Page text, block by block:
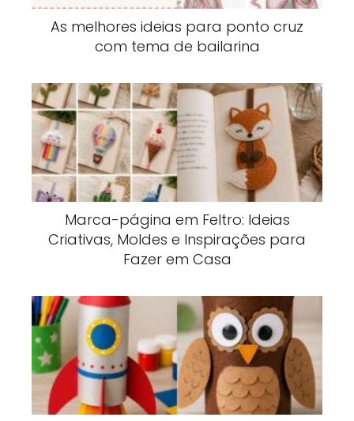
As melhores ideias para ponto cruz
com tema de bailarina
Marca-página em Feltro: Ideias
Criativas, Moldes e Inspirações para
Fazer em Casa